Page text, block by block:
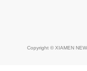
Copyright © XIAMEN